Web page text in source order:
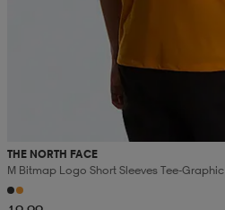
THE NORTH FACE
M Bitmap Logo Short Sleeves Tee-Graphic